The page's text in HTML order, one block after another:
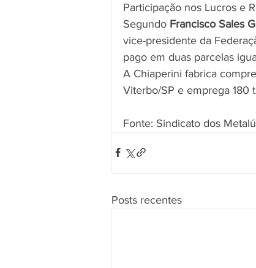
Participação nos Lucros e
Segundo Francisco Sales
vice-presidente da
pago em duas parcelas
A Chiaperini fabrica
Viterbo/SP e emprega 180
Fonte: Sindicato dos
Posts recentes